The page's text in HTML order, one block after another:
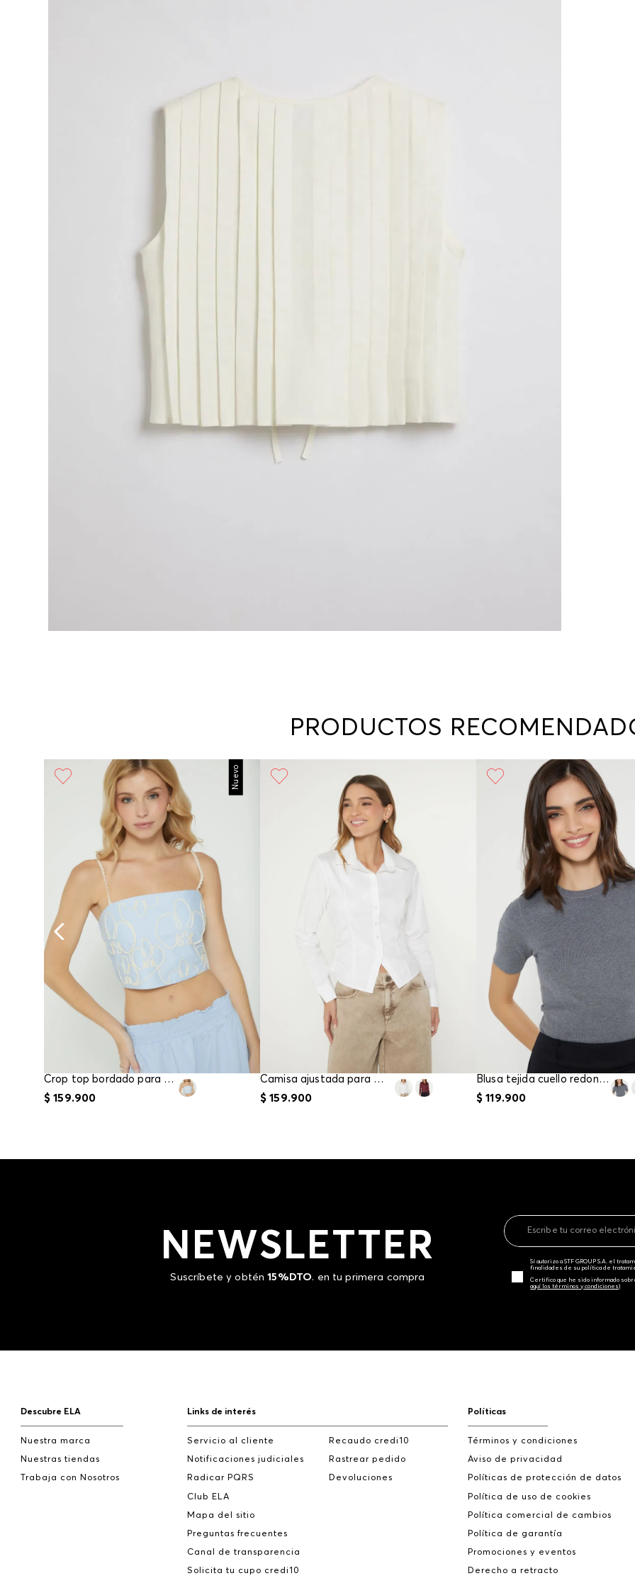
Otros:
En
PRODUCTOS
Nuevo
Crop top bordado para mujer
$ 159.900
Camisa ajustada para mujer
$ 159.900
Blusa tejida cuello redondo para mujer
$ 119.900
NEWSLETTER
Suscríbete y obtén15%DTO. en tu primera compra
Sí autorizo a STF GROUP S.A. el
finalidades de su política de
Certifico que he sido informado
aquí los términos y condiciones)
Descubre ELA
Nuestra marca
Nuestras tiendas
Trabaja con Nosotros
Links de interés
Servicio al cliente
Notificaciones judiciales
Radicar PQRS
Club ELA
Mapa del sitio
Preguntas frecuentes
Canal de transparencia
Solicita tu cupo credi10
Recaudo credi10
Rastrear pedido
Devoluciones
Políticas
Términos y condiciones
Aviso de privacidad
Políticas de protección de datos
Política de uso de cookies
Política comercial de cambios
Política de garantía
Promociones y eventos
Derecho a retracto